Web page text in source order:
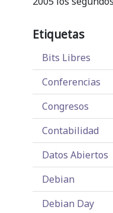
Etiquetas
Bits Libres
Conferencias
Congresos
Contabilidad
Datos Abiertos
Debian
Debian Day